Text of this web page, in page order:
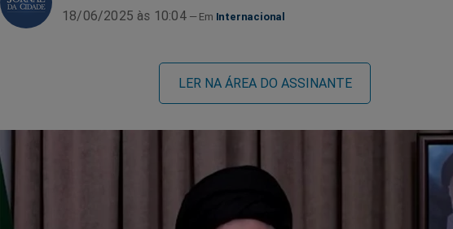
18/06/2025 às 10:04 Internacional
LER NA ÁREA DO ASSINANTE